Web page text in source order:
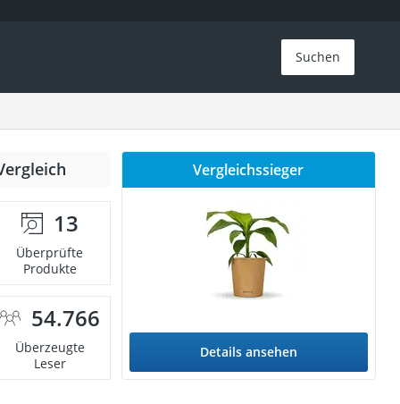
Suchen
13
Überprüfte
Produkte
54.766
Überzeugte
Leser
Vergleichssieger
Details ansehen